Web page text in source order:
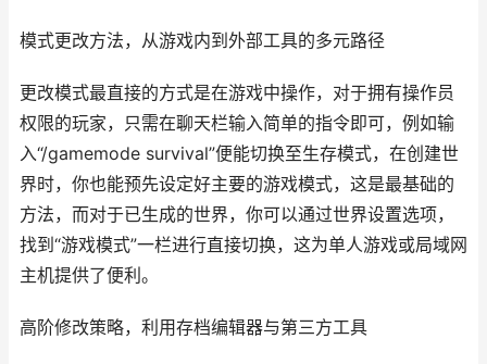
模式更改方法，从游戏内到外部工具的多元路径
更改模式最直接的方式是在游戏中操作，对于拥有操作员
权限的玩家，只需在聊天栏输入简单的指令即可，例如输
入“/gamemode survival”便能切换至生存模式，在创建世
界时，你也能预先设定好主要的游戏模式，这是最基础的
方法，而对于已生成的世界，你可以通过世界设置选项，
找到“游戏模式”一栏进行直接切换，这为单人游戏或局域网
主机提供了便利。
高阶修改策略，利用存档编辑器与第三方工具